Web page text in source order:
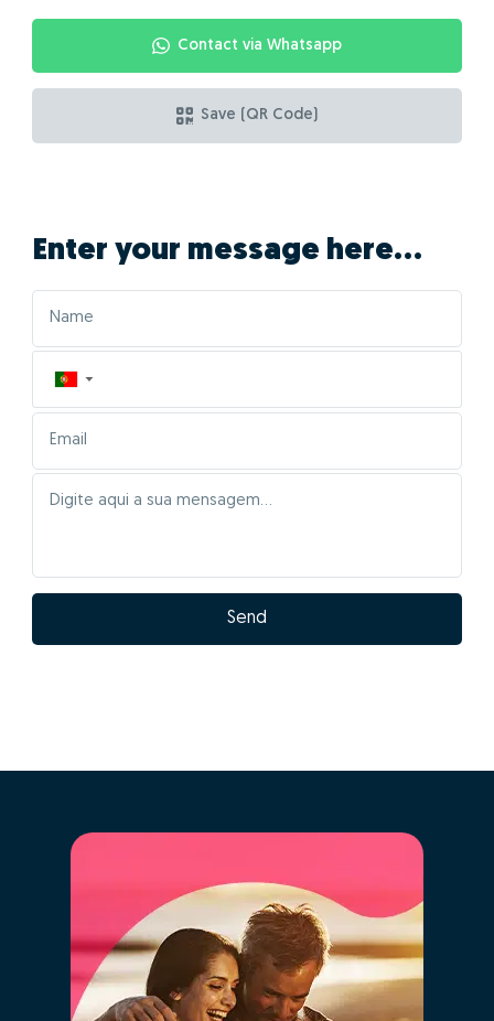
Contact via Whatsapp
Save (QR Code)
Enter your message here...
▼
Send